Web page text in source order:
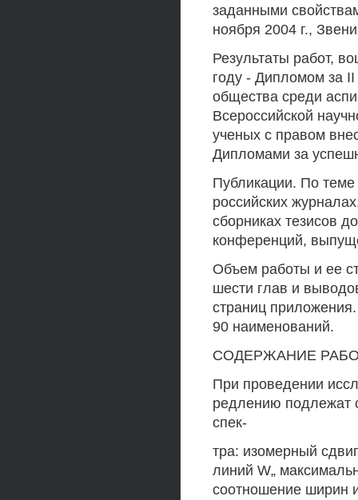
заданными
ноября 2004 г.,
Результаты работ,
году - Дипломом за II
общества среди
Всероссийской
ученых с правом
Дипломами за
Публикации. По теме
российских
сборниках тезисов
конференций,
Объем работы и ее
шести глав и
страниц
90 наименований.
СОДЕРЖАНИЕ
При проведении
редлению подлежат
спек-
тра: изомерный
линий W„
соотношение ширин